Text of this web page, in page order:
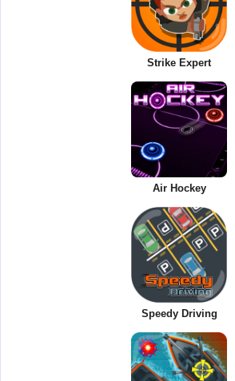
Strike Expert
Air Hockey
Speedy Driving